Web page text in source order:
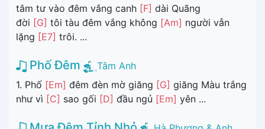
tâm tư vào đêm vắng canh [F] dài Quãng
đời [G] tôi tàu đêm vắng không [Am] người vẫn
lặng [E7] trôi. ...
Phố Đêm
Tâm Anh
1. Phố [Em] đêm đèn mờ giăng [G] giăng Màu trắng
như vì [C] sao gối [D] đầu ngủ [Em] yên ...